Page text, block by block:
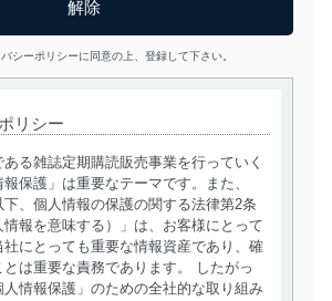
シーポリシーに同意の上、登録して下さい。
リシー
る雑誌定期購読販売事業を行っていく
報保護」は重要なテーマです。また、
下、個人情報の保護の関する法律第2条
情報を意味する）」は、お客様にとって
社にとっても重要な情報資産であり、確
は重要な責務であります。 したがっ
情報保護」のための全社的な取り組み